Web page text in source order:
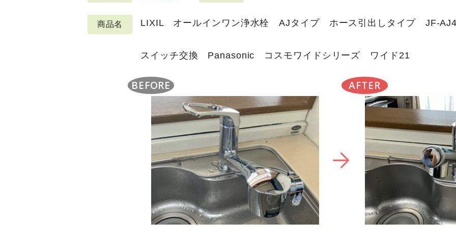
商品名 LIXIL オールインワン浄水栓 AJタイプ ホース引出しタイプ JF-
スイッチ交換 Panasonic コスモワイドシリーズ ワイド21
BEFORE AFTER